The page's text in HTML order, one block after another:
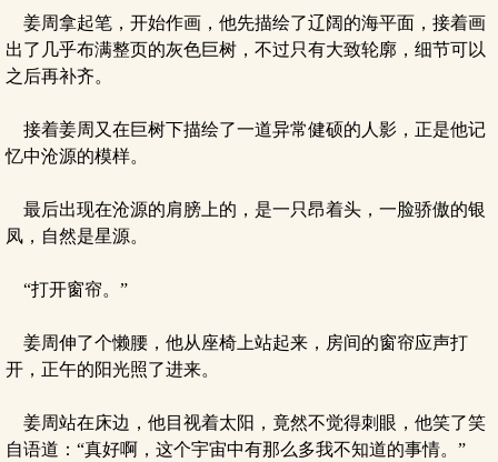
姜周拿起笔，开始作画，他先描绘了辽阔的海平面，接着画
出了几乎布满整页的灰色巨树，不过只有大致轮廓，细节可以
之后再补齐。
接着姜周又在巨树下描绘了一道异常健硕的人影，正是他记
忆中沧源的模样。
最后出现在沧源的肩膀上的，是一只昂着头，一脸骄傲的银
凤，自然是星源。
“打开窗帘。”
姜周伸了个懒腰，他从座椅上站起来，房间的窗帘应声打
开，正午的阳光照了进来。
姜周站在床边，他目视着太阳，竟然不觉得刺眼，他笑了笑
自语道：“真好啊，这个宇宙中有那么多我不知道的事情。”